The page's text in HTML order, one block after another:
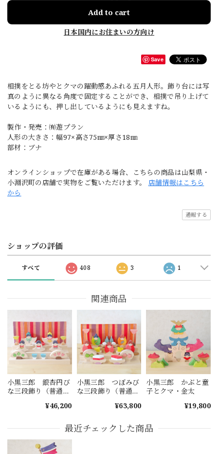
Add to cart
日本国内にお住まいの方向け
Save
相撲をとる坊やとクマの躍動感あふれる五月人形。飾り台には写
真のように異なる角度で固定することができ、相撲で吊り上げて
いるようにも、押し出しているようにも見えますね。
製作・発売：㈲遊プラン
人形の大きさ：幅97×高さ75㎜×厚さ18㎜
部材：ブナ
オンラインショップで在庫がある場合、こちらの商品は山梨県・
小淵沢町の店舗で実物をご覧いただけます。 店舗情報はこちら
から
通報する
ショップの評価
すべて 408 3 1
関連商品
小黒三郎 銀杏円び
な三段飾り（普通垂
¥46,200
小黒三郎 つぼみび
な三段飾り（普通垂
¥63,800
小黒三郎 かぶと童
子とクマ・金太
¥19,800
最近チェックした商品